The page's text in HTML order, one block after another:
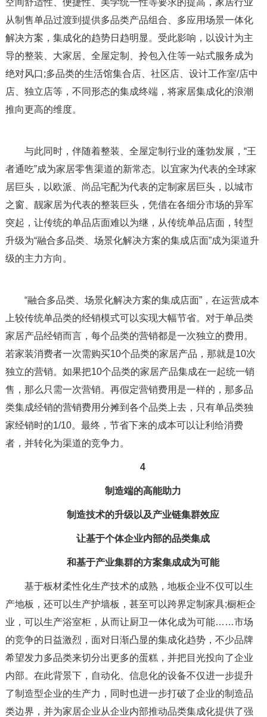
空间舒适性、便捷性、美学统一性等要求的提高，家居行业
从制售单品过渡到提供多品类产品组合、多应用场景一体化
解决方案，集成化的趋势日趋明显。受此影响，以设计为主
导的整装、大家居、全屋定制、拎包入住等一站式服务成为
绝对风口;多品类的生活馆集合店、社区店、设计工作室/店中
店、独立店等，不同形态的集成终端，将家居集成化的浪潮
推向更高的维度。
与此同时，伴随着整装、全屋定制行业的蓬勃发展，“王
者通吃”成为家居零售渠道的新常态。以宜家为代表的全球家
居巨头，以欧派、尚品宅配为代表的定制家居巨头，以城市
之窗、靓家居为代表的整装巨头，凭借在各细分市场的异军
突起，让传统的单品店面难以为继，从传统单品店面，转型
升级为“融合多品类、场景化解决方案的集成店面”成为渠道升
级的主力方向。
“融合多品类、场景化解决方案的集成店面”，在运营成本
上较传统单品类的经销模式可以实现大幅节省。对于单品类
家居产品经销而言，每个品类的营销都是一次独立的费用。
若家装消费者一次需购买10个品类的家居产品，那就是10次
独立的营销。如果把10个品类的家居产品集成在一起统一销
售，那么只需一次营销。再假定营销费用是一样的，那多品
类集成经销的营销费用分摊到各个品类上去，只有单品类独
家经销时的1/10。最终，节省下来的成本可以让利给消费
者，并转化为渠道的竞争力。
4
制造端的高能助力
制造技术的升级以及产业链集群效应
让基于个体企业内部的品类集成
和基于产业集群的方案集成成为可能
基于板材柔性化生产技术的成熟，地板企业不仅可以生
产地板，还可以生产护墙板，甚至可以跨界定制家具;橱柜企
业，可以生产浴室柜，从而让厨卫一体化成为可能……市场
的竞争的日益激烈，面对日渐凸显的集成化趋势，不少品牌
希望发力多品类来切分出更多的蛋糕，并把目光投向了企业
内部。在此背景下，自动化、信息化的设备不仅进一步提升
了制造型企业的生产力，同时也进一步打破了企业的制造品
类边界，并为家居企业从企业内部推动品类集成化提供了强